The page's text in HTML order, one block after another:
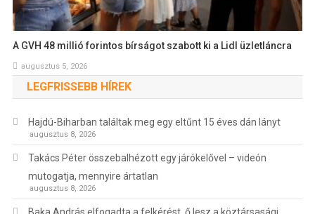
A GVH 48 millió forintos bírságot szabott ki a Lidl üzletláncra
augusztus 5, 2026
LEGFRISSEBB HÍREK
Hajdú-Biharban találtak meg egy eltűnt 15 éves dán lányt
augusztus 8, 2026
Takács Péter összebalhézott egy járókelővel – videón
mutogatja, mennyire ártatlan
augusztus 8, 2026
Baka András elfogadta a felkérést, ő lesz a köztársasági